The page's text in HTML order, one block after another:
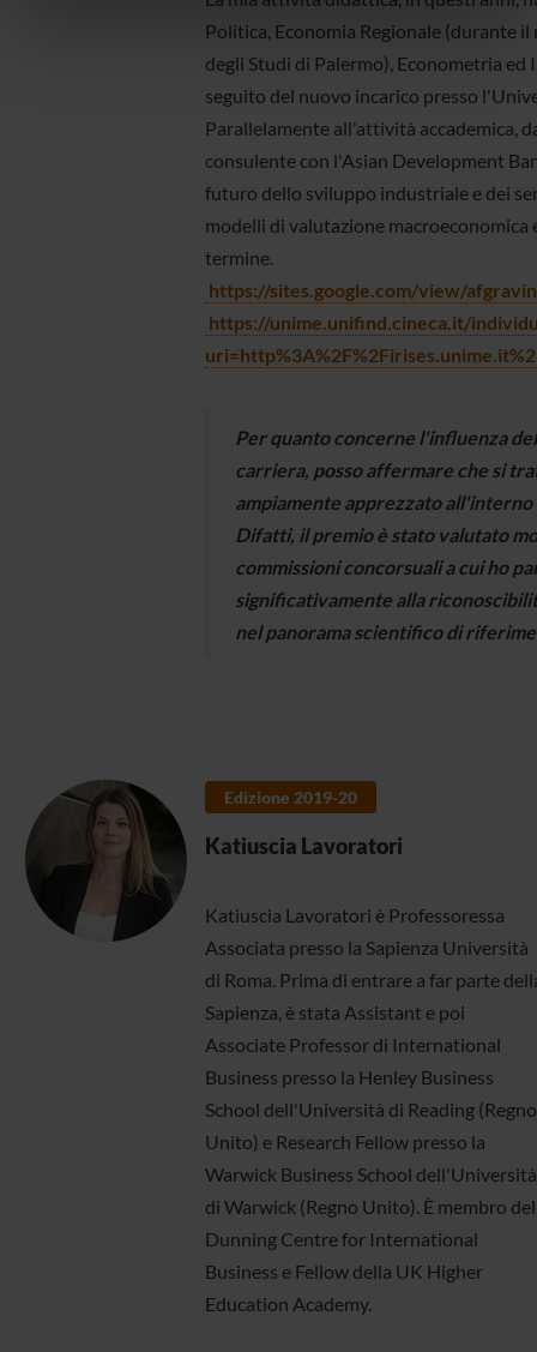
nostri partner che si occupano di analisi dei dati web,
pubblicità e social media, i quali potrebbero combinarle
con altre informazioni che hai fornito loro o che hanno
Politica, Economia Regionale (durante
degli Studi di Palermo), Econometria
seguito del nuovo incarico presso
Parallelamente all'attività accademica,
consulente con l'Asian Development
futuro dello sviluppo industriale e dei
modelli di valutazione macroeconomica
termine.
https://sites.google.com/view/
https://unime.unifind.cineca.it/
Per quanto concerne l'influenza
carriera, posso affermare che si
ampiamente apprezzato all'interno
Difatti, il premio è stato valutato
commissioni concorsuali a cui ho
significativamente alla
nel panorama scientifico di
Edizione 2019-20
Katiuscia Lavoratori
Katiuscia Lavoratori è Professoressa
Associata presso la Sapienza Università
di Roma. Prima di entrare a far parte
Sapienza, è stata Assistant e poi
Associate Professor di International
Business presso la Henley Business
School dell'Università di Reading (Regno
Unito) e Research Fellow presso la
Warwick Business School dell'Università
di Warwick (Regno Unito). È membro del
Dunning Centre for International
Business e Fellow della UK Higher
Education Academy.